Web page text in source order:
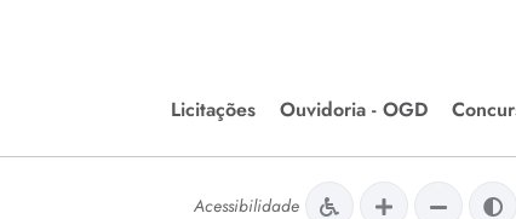
Licitações
Editais de Licitações
Ouvidoria - OGD
Meio Ambiente
Acessibilidade